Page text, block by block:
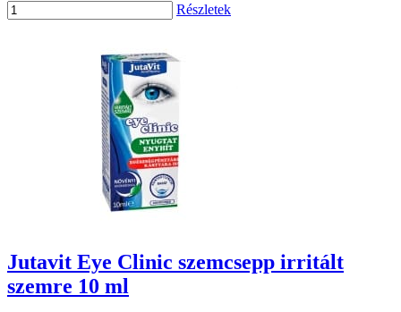
Részletek
Jutavit Eye Clinic szemcsepp irritált
szemre 10 ml